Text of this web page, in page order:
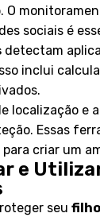
O
sociais é
detectam
inclui
localização e
Essas
criar um
e
seu filho